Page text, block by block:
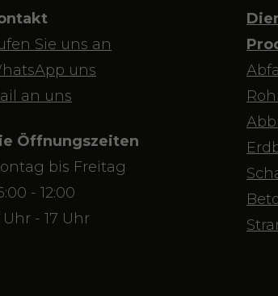
Sie uns an
uns
an uns
Öffnungszeiten
bis Freitag
- 12:00
Uhr - 17 Uhr